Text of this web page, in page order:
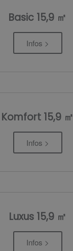
Basic 15,9 ㎡
Infos >
Komfort 15,9 ㎡
Infos >
Luxus 15,9 ㎡
Infos >